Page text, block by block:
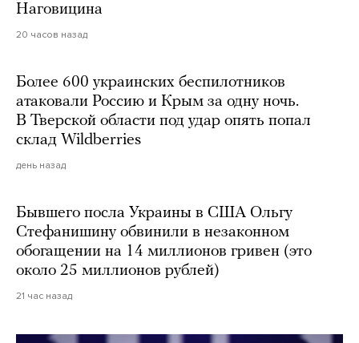
Наговицина
20 часов назад
Более 600 украинских беспилотников
атаковали Россию и Крым за одну ночь.
В Тверской области под удар опять попал
склад Wildberries
день назад
Бывшего посла Украины в США Ольгу
Стефанишину обвинили в незаконном
обогащении на 14 миллионов гривен (это
около 25 миллионов рублей)
21 час назад